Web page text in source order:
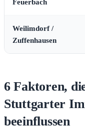
Feuerbach
Weilimdorf /
Zuffenhausen
6 Faktoren,
Stuttgarter
beeinflussen